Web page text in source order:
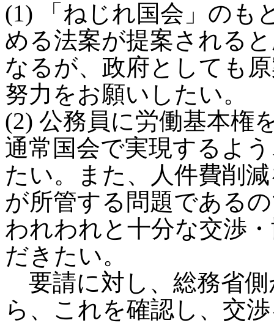
(1) 「ねじれ国会」のも
める法案が提案される
なるが、政府としても
努力をお願いしたい。
(2) 公務員に労働基本権
通常国会で実現するよ
たい。また、人件費削
が所管する問題である
われわれと十分な交渉
だきたい。
要請に対し、総務省
ら、これを確認し、交